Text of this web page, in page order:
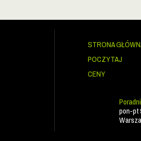
STRONA
POCZYTAJ
CENY
pon-pt